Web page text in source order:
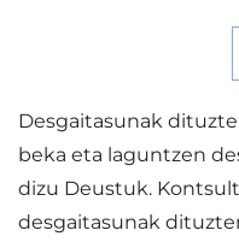
Desgaitasunak
beka eta laguntzen
dizu Deustuk.
desgaitasunak